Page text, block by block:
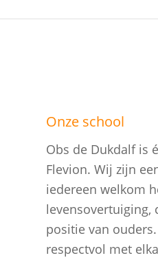
Onze school
Obs de Dukdalf is
Flevion. Wij zijn
iedereen welkom
levensovertuiging,
positie van
respectvol met